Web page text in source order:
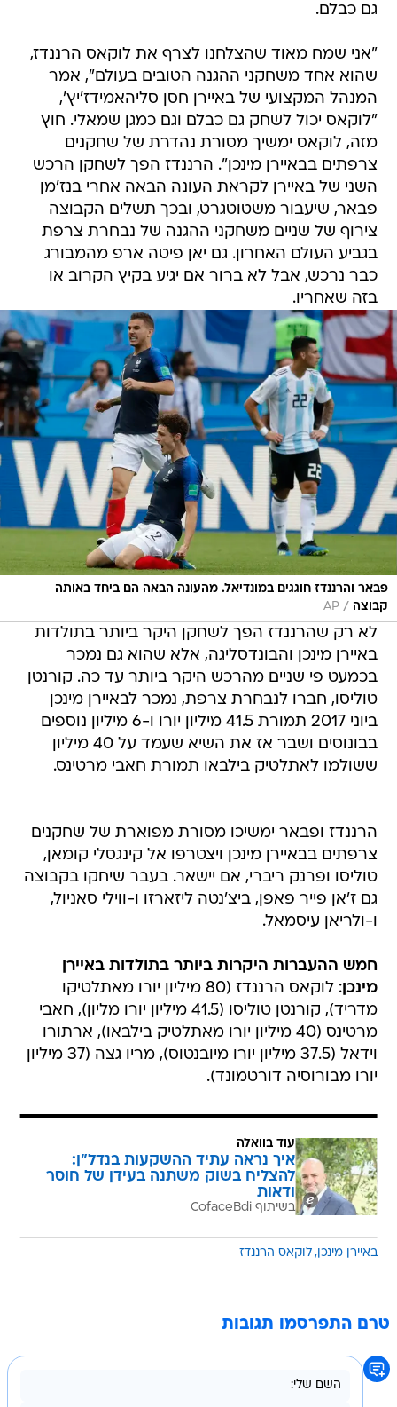
"אני שמח מאוד שהצלחנו לצרף את לוקאס הרננדז,
המנהל המקצועי של באיירן חסן סליהאמידז'יץ',
"לוקאס יכול לשחק גם כבלם וגם כמגן שמאלי. חוץ
מזה, לוקאס ימשיך מסורת נהדרת של שחקנים
צרפתים בבאיירן מינכן". הרננדז הפך לשחקן הרכש
השני של באיירן לקראת העונה הבאה אחרי בנז'מן
פבאר, שיעבור משטוטגרט, ובכך תשלים הקבוצה
צירוף של שניים משחקני ההגנה של נבחרת צרפת
בגביע העולם האחרון. גם יאן פיטה ארפ מהמבורג
כבר נרכש, אבל לא ברור אם יגיע בקיץ הקרוב או
בזה שאחריו.
פבאר והרננדז חוגגים במונדיאל. מהעונה הבאה הם ביחד באותה
/
לא רק שהרננדז הפך לשחקן היקר ביותר בתולדות
באיירן מינכן והבונדסליגה, אלא שהוא גם נמכר
בכמעט פי שניים מהרכש היקר ביותר עד כה. קורנטן
טוליסו, חברו לנבחרת צרפת, נמכר לבאיירן מינכן
ביוני 2017 תמורת 41.5 מיליון יורו ו-6 מיליון נוספים
בבונוסים ושבר אז את השיא שעמד על 40 מיליון
ששולמו לאתלטיק בילבאו תמורת חאבי מרטינס.
טוליסו ופרנק ריברי, אם יישאר. בעבר שיחקו בקבוצה
גם ז'אן פייר פאפן, ביצ'נטה ליזארזו ו-ווילי סאניול,
ו-ולריאן עיסמאל.
חמש ההעברות היקרות ביותר בתולדות באיירן
מדריד), קורנטן טוליסו (41.5 מיליון יורו מליון), חאבי
מרטינס (40 מיליון יורו מאתלטיק בילבאו), ארתורו
וידאל (37.5 מיליון יורו מיובנטוס), מריו גצה (37 מיליון
יורו מבורוסיה דורטמונד).
איך נראה עתיד ההשקעות בנדל"ן:
ודאות
בשיתוף CofaceBdi
באיירן מינכן לוקאס הרננדז